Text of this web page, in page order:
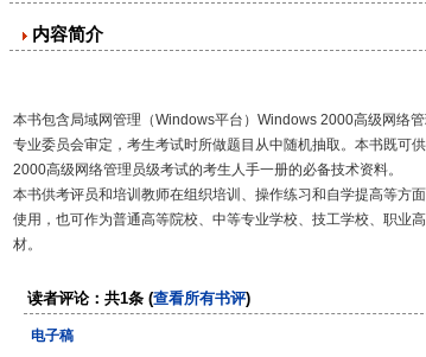
内容简介
本书包含局域网管理（Windows平台）Windows 2000高级网络
专业委员会审定，考生考试时所做题目从中随机抽取。本书既可
2000高级网络管理员级考试的考生人手一册的必备技术资料。
本书供考评员和培训教师在组织培训、操作练习和自学提高等方
使用，也可作为普通高等院校、中等专业学校、技工学校、职业
材。
读者评论：共1条 (查看所有书评)
电子稿